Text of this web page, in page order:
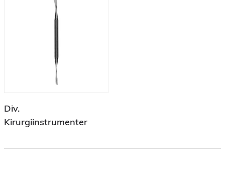
Div.
Kirurgiinstrumenter